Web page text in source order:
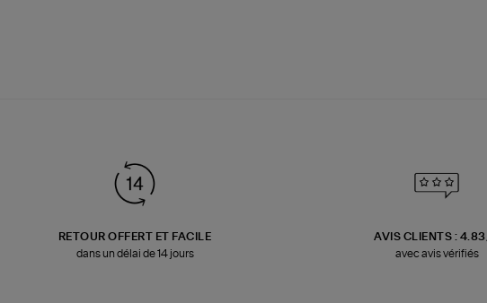
RETOUR OFFERT ET FACILE
dans un délai de 14 jours
AVIS CLIENTS :
avec avis vérifiés